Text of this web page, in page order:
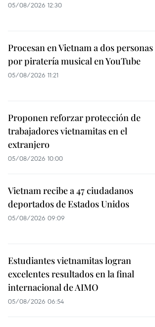
05/08/2026 12:30
Procesan en Vietnam a dos personas
por piratería musical en YouTube
05/08/2026 11:21
Proponen reforzar protección de
trabajadores vietnamitas en el
extranjero
05/08/2026 10:00
Vietnam recibe a 47 ciudadanos
deportados de Estados Unidos
05/08/2026 09:09
Estudiantes vietnamitas logran
excelentes resultados en la final
internacional de AIMO
05/08/2026 06:54